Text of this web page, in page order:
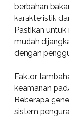
berbahan
karakteristik
Pastikan untuk
mudah
dengan
Faktor
keamanan
Beberapa
sistem